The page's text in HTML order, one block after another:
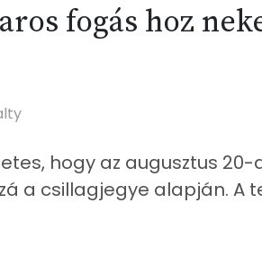
fogás hoz
hogy az augusztus
a csillagjegye alapján. A